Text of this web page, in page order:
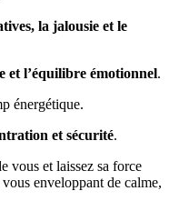
la jalousie et le
et l’équilibre émotionnel.
énergétique.
et sécurité.
vous et laissez sa force
enveloppant de calme,